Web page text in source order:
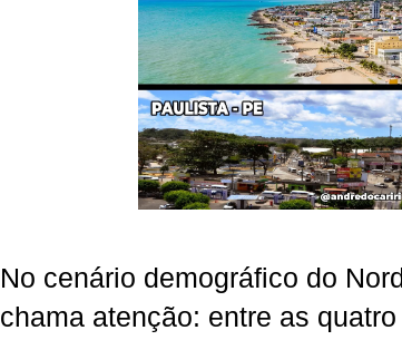
No cenário demográfico do
chama atenção: entre as